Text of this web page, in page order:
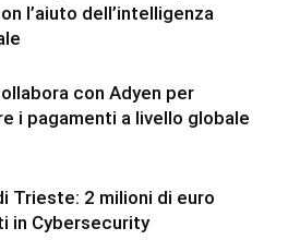
l’aiuto dell’intelligenza
con Adyen per
i pagamenti a livello globale
Trieste: 2 milioni di euro
in Cybersecurity